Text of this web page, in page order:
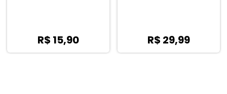
R$ 15,90 R$ 29,99